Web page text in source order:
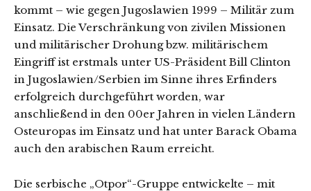
kommt – wie gegen Jugoslawien 1999 – Militär zum
Einsatz. Die Verschränkung von zivilen Missionen
und militärischer Drohung bzw. militärischem
Eingriff ist erstmals unter US-Präsident Bill Clinton
in Jugoslawien/Serbien im Sinne ihres Erfinders
erfolgreich durchgeführt worden, war
anschließend in den 00er Jahren in vielen Ländern
Osteuropas im Einsatz und hat unter Barack Obama
auch den arabischen Raum erreicht.
Die serbische „Otpor“-Gruppe entwickelte – mit